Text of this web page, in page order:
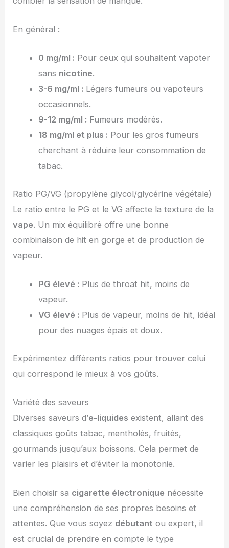
En général :
0 mg/ml : Pour ceux qui souhaitent vapoter
sans nicotine.
3-6 mg/ml : Légers fumeurs ou vapoteurs
occasionnels.
9-12 mg/ml : Fumeurs modérés.
18 mg/ml et plus : Pour les gros fumeurs
cherchant à réduire leur consommation de
tabac.
Ratio PG/VG (propylène glycol/glycérine végétale)
Le ratio entre le PG et le VG affecte la texture de la
vape. Un mix équilibré offre une bonne
combinaison de hit en gorge et de production de
vapeur.
PG élevé : Plus de throat hit, moins de
vapeur.
VG élevé : Plus de vapeur, moins de hit, idéal
pour des nuages épais et doux.
Expérimentez différents ratios pour trouver celui
qui correspond le mieux à vos goûts.
Variété des saveurs
Diverses saveurs d’e-liquides existent, allant des
classiques goûts tabac, mentholés, fruités,
gourmands jusqu’aux boissons. Cela permet de
varier les plaisirs et d’éviter la monotonie.
Bien choisir sa cigarette électronique nécessite
une compréhension de ses propres besoins et
attentes. Que vous soyez débutant ou expert, il
est crucial de prendre en compte le type